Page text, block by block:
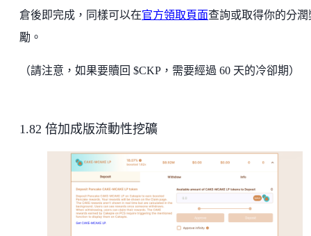
倉後即完成，同樣可以在官方領取頁面查詢或取得你的分潤
勵。
（請注意，如果要贖回 $CKP，需要經過 60 天的冷卻期）
1.82 倍加成版流動性挖礦